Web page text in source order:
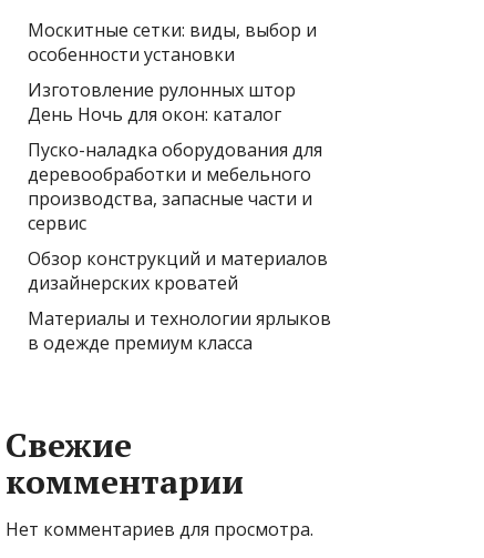
Москитные сетки: виды, выбор и
особенности установки
Изготовление рулонных штор
День Ночь для окон: каталог
Пуско-наладка оборудования для
деревообработки и мебельного
производства, запасные части и
сервис
Обзор конструкций и материалов
дизайнерских кроватей
Материалы и технологии ярлыков
в одежде премиум класса
Свежие
комментарии
Нет комментариев для просмотра.